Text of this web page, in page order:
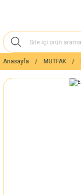
Anasayfa MUTFAK